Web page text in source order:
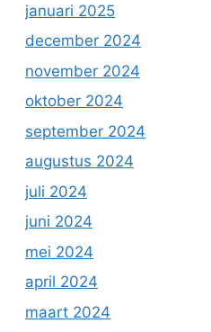
januari 2025
december 2024
november 2024
oktober 2024
september 2024
augustus 2024
juli 2024
juni 2024
mei 2024
april 2024
maart 2024